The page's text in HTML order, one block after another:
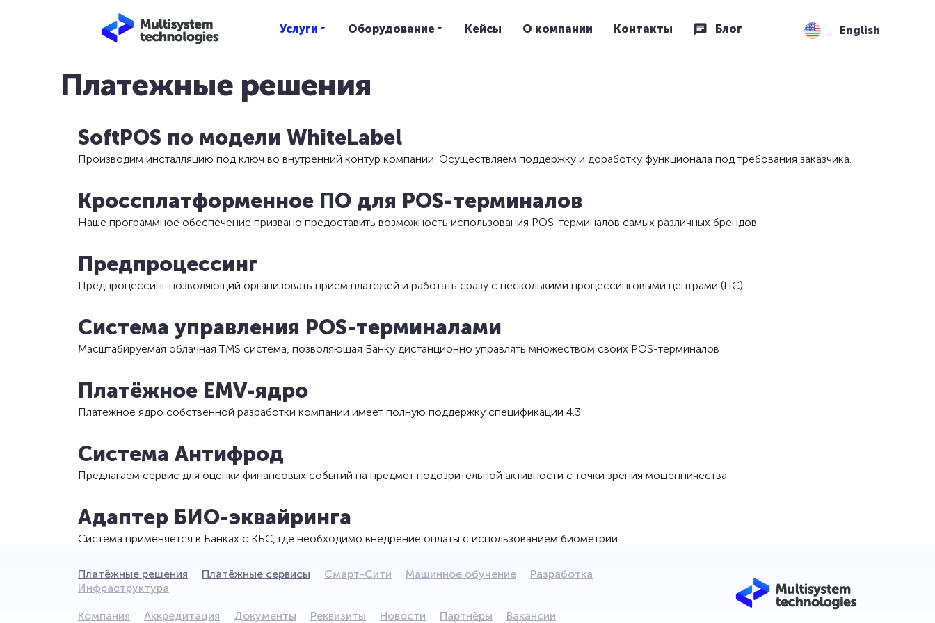
Услуги Оборудование Кейсы О компании Контакты Блог English
Платежные решения
SoftPOS по модели WhiteLabel
Производим инсталляцию под ключ во внутренний контур компании. Осуществляем поддержку и доработку функционала под требования заказчика.
Кроссплатформенное ПО для POS-терминалов
Наше программное обеспечение призвано предоставить возможность использования POS-терминалов самых различных брендов.
Предпроцессинг
Предпроцессинг позволяющий организовать прием платежей и работать сразу с несколькими процессинговыми центрами (ПС)
Система управления POS-терминалами
Масштабируемая облачная TMS система, позволяющая Банку дистанционно управлять множеством своих POS-терминалов
Платёжное EMV-ядро
Платежное ядро собственной разработки компании имеет полную поддержку спецификации 4.3
Система Антифрод
Предлагаем сервис для оценки финансовых событий на предмет подозрительной активности с точки зрения мошенничества
Адаптер БИО-эквайринга
Система применяется в Банках с КБС, где необходимо внедрение оплаты с использованием биометрии.
Платёжные решения Платёжные сервисы Смарт-Сити Машинное обучение
Разработка
Инфраструктура
Компания Аккредитация Документы Реквизиты Новости Партнёры Вакансии
чтобы предоставить Вам больше
возможностей при использовании